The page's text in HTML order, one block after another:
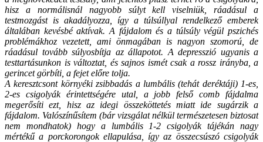
hisz a normálisnál nagyobb súlyt kell viselniük, ráadásul a
testmozgást is akadályozza, így a túlsúllyal rendelkező emberek
általában kevésbé aktívak. A fájdalom és a túlsúly végül pszichés
problémákhoz vezetett, ami önmagában is nagyon szomorú, de
ráadásul tovább súlyosbítja az állapotot. A depresszió ugyanis a
testtartásunkon is változtat, és sajnos ismét csak a rossz irányba, a
gerincet görbíti, a fejet előre tolja.
A keresztcsont környéki zsibbadás a lumbális (tehát deréktáji) 1-es,
2-es csigolyák érintettségére utal, a jobb felső comb fájdalma
megerősíti ezt, hisz az idegi összeköttetés miatt ide sugárzik a
fájdalom. Valószínűsítem (bár vizsgálat nélkül természetesen biztosat
nem mondhatok) hogy a lumbális 1-2 csigolyák tájékán nagy
mértékű a porckorongok ellapulása, így az összecsúszó csigolyák